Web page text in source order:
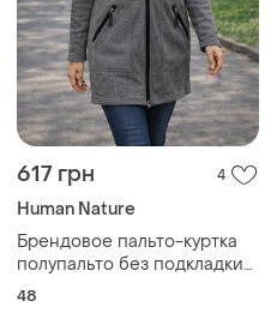
617 грн 4
Human Nature
Брендовое пальто-куртка
полупальто без подкладки
на флисе
48